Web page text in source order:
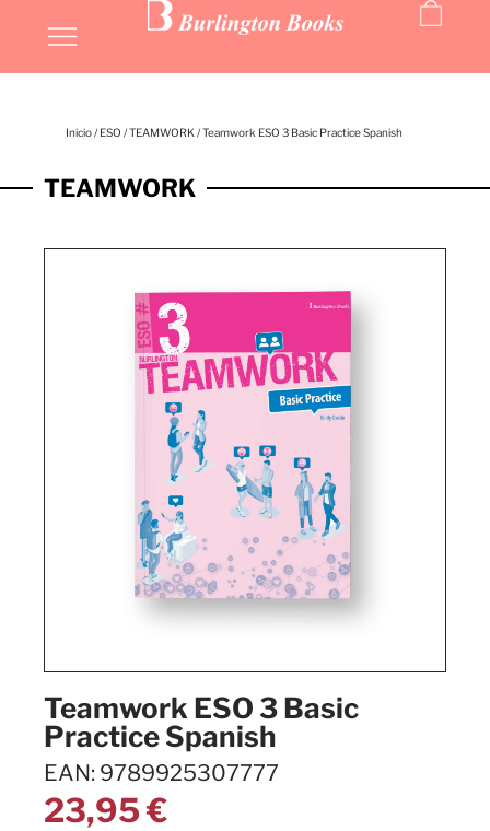
Inicio/ ESO /TEAMWORK / Teamwork ESO 3 Basic Practice Spanish
TEAMWORK
Teamwork ESO 3 Basic
Practice Spanish
EAN: 9789925307777
23,95€